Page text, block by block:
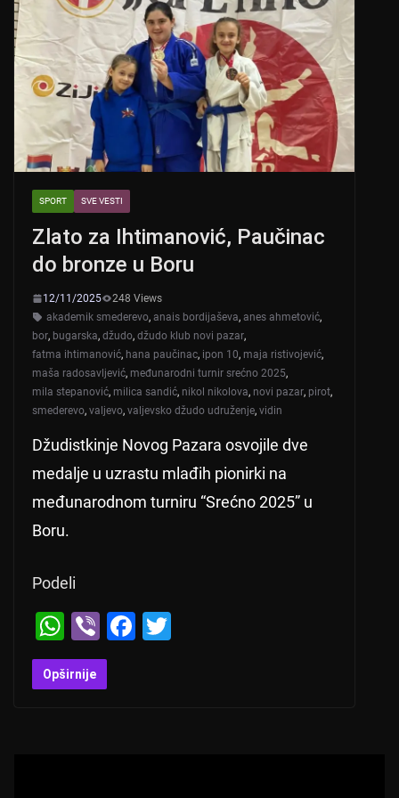
SPORT SVE VESTI
Zlato za Ihtimanović, Paučinac
do bronze u Boru
12/11/2025
248 Views
akademik smederevo, anais bordijaševa, anes ahmetović,
bor, bugarska, džudo, džudo klub novi pazar,
fatma ihtimanović, hana paučinac, ipon 10, maja ristivojević,
maša radosavljević, međunarodni turnir srećno 2025,
mila stepanović, milica sandić, nikol nikolova, novi pazar, pirot,
smederevo, valjevo, valjevsko džudo udruženje, vidin
Džudistkinje Novog Pazara osvojile dve
medalje u uzrastu mlađih pionirki na
međunarodnom turniru “Srećno 2025” u
Boru.
Podeli
W
h
at
Vi
b
er
F
Opširnije